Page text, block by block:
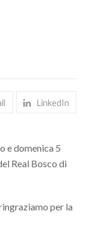
LinkedIn
edomenica 5
Real Bosco di
per la